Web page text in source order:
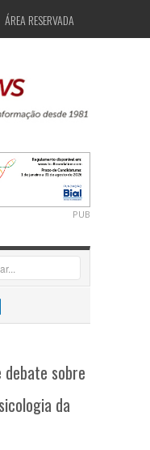
ÁREA RESERVADA
PUB
debate sobre
da